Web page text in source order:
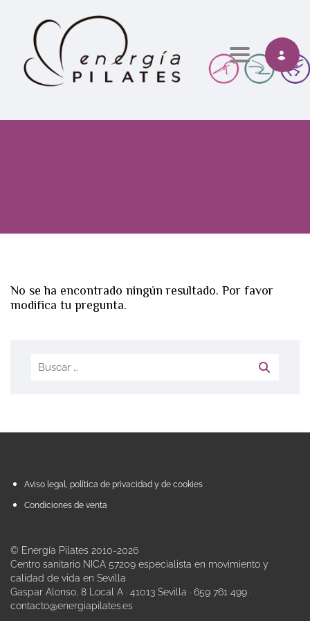
Toggle
No se ha encontrado ningún resultado. Por favor
modifica tu pregunta.
Aviso legal, política de privacidad y de cookies
Condiciones de venta
© Energía Pilates 2010-2026
Centro sanitario NICA 57209 especialista en movimiento y
calidad de vida en Sevilla
Gaspar Alonso, 8 Local A · 41013 Sevilla · 659 761 499 ·
contacto@energiapilates.es